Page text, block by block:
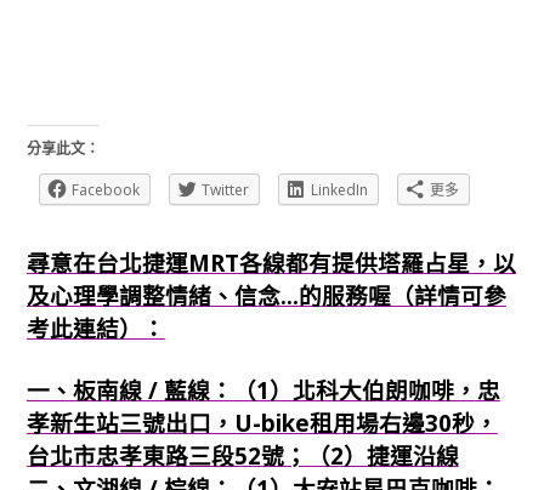
分享此文：
Facebook
Twitter LinkedIn 更多
尋意在台北捷運MRT各線都有提供塔羅占星，以
及心理學調整情緒、信念...的服務喔（詳情可參
考此連結）：
一、板南線 / 藍線：（1）北科大伯朗咖啡，忠
孝新生站三號出口，U-bike租用場右邊30秒，
台北市忠孝東路三段52號；（2）捷運沿線